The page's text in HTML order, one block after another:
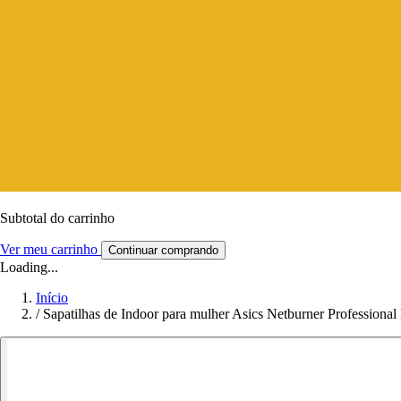
Subtotal do carrinho
Ver meu carrinho Continuar comprando
Loading...
Início
/ Sapatilhas de Indoor para mulher Asics Netburner Professional